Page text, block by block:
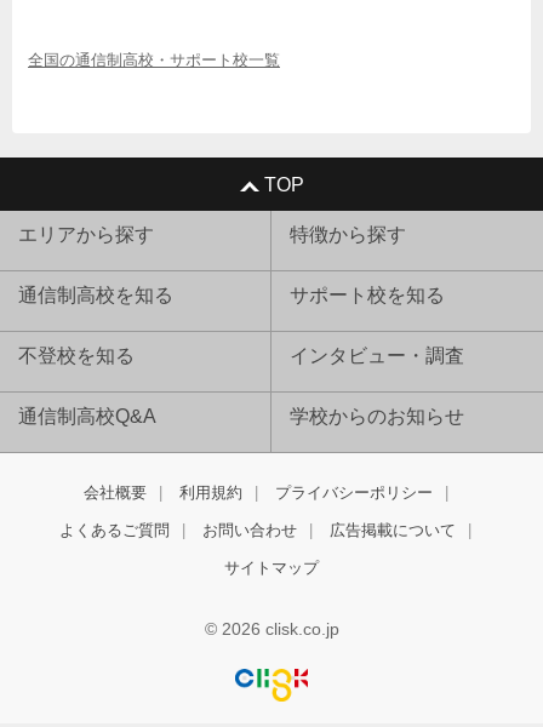
全国の通信制高校・サポート校一覧
TOP
エリアから探す 特徴から探す
通信制高校を知る サポート校を知る
不登校を知る インタビュー・調査
通信制高校Q&A 学校からのお知らせ
会社概要 利用規約 プライバシーポリシー
よくあるご質問 お問い合わせ 広告掲載について
サイトマップ
© 2026 clisk.co.jp